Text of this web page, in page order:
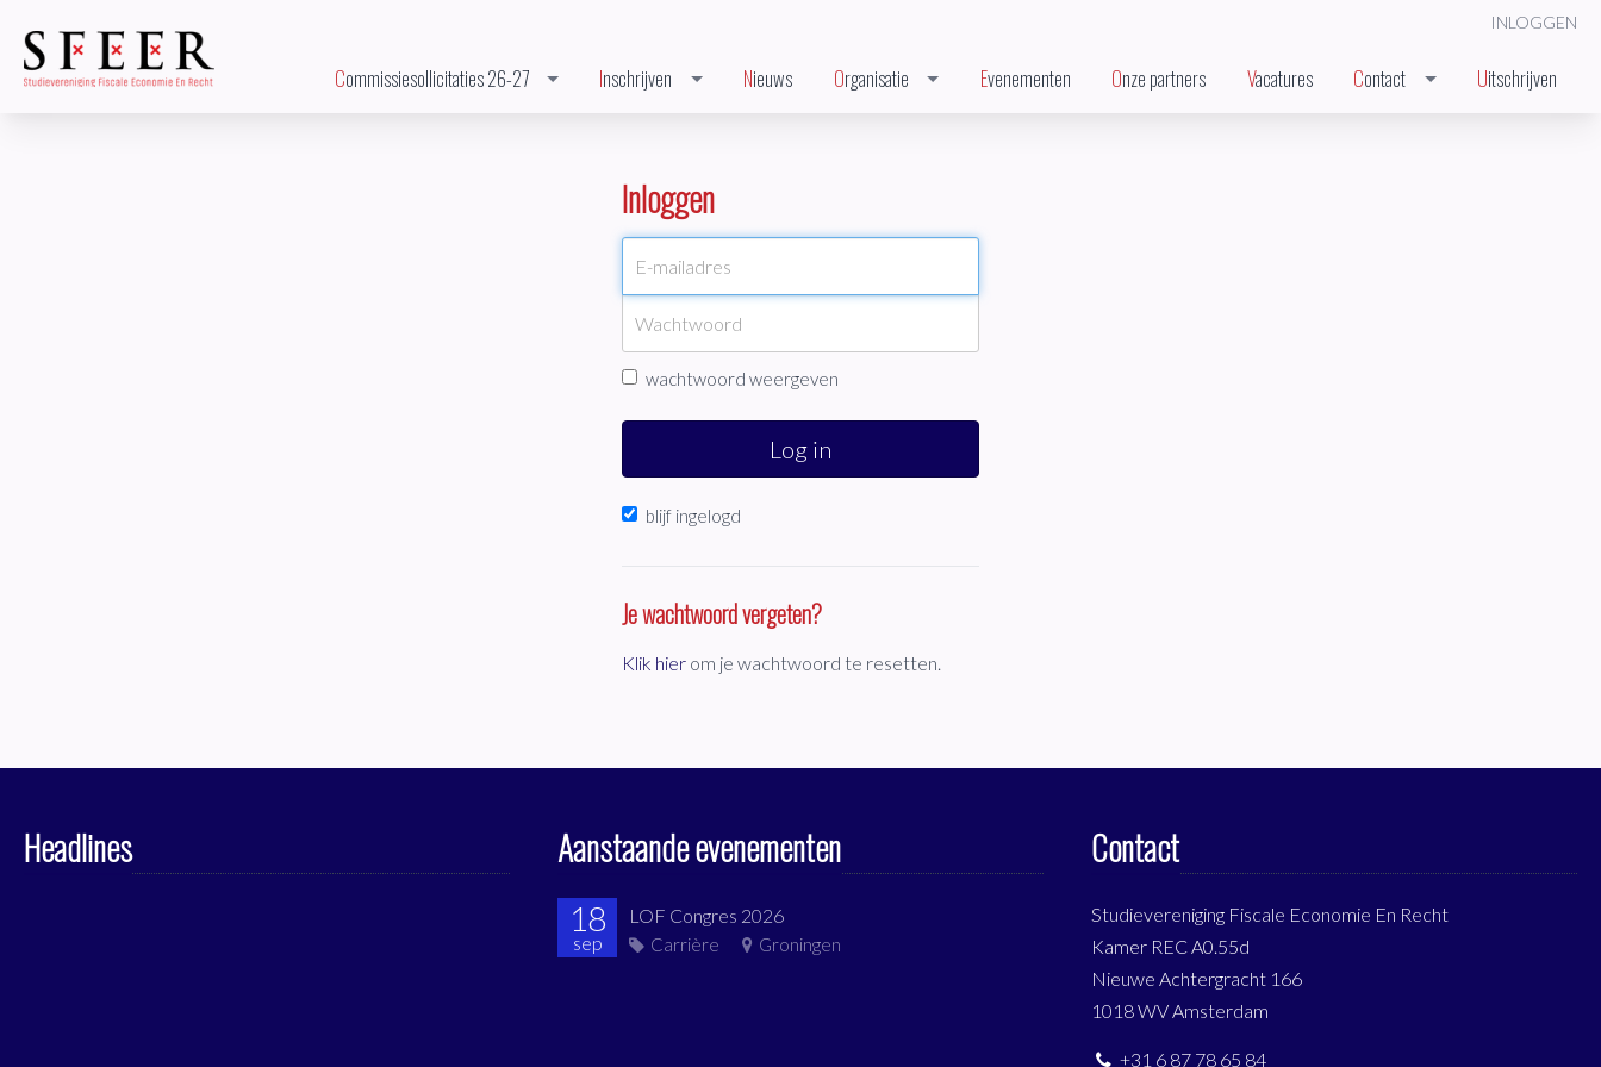
INLOGGEN
Commissiesollicitaties 26-27 Inschrijven Nieuws Organisatie Evenementen Onze partners Vacatures Contact Uitschrijven
Inloggen
wachtwoord weergeven
Log in
blijf ingelogd
Je wachtwoord vergeten?
Klik hier om je wachtwoord te resetten.
Headlines Aanstaande evenementen
18
sep
LOF Congres 2026
Carrière Groningen
Contact
Studievereniging Fiscale Economie En Recht
Kamer REC A0.55d
Nieuwe Achtergracht 166
1018 WV Amsterdam
+31 6 87 78 65 84